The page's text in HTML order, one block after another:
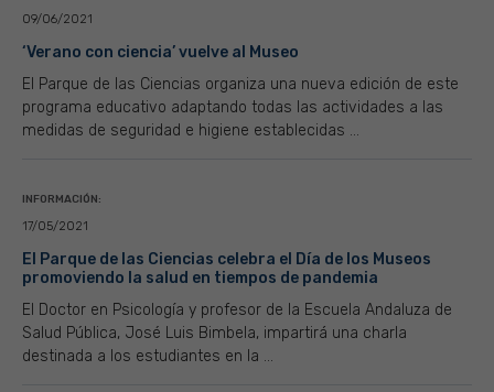
09/06/2021
‘Verano con ciencia’ vuelve al Museo
El Parque de las Ciencias organiza una nueva edición de este
programa educativo adaptando todas las actividades a las
medidas de seguridad e higiene establecidas ...
INFORMACIÓN:
17/05/2021
El Parque de las Ciencias celebra el Día de los Museos
promoviendo la salud en tiempos de pandemia
El Doctor en Psicología y profesor de la Escuela Andaluza de
Salud Pública, José Luis Bimbela, impartirá una charla
destinada a los estudiantes en la ...